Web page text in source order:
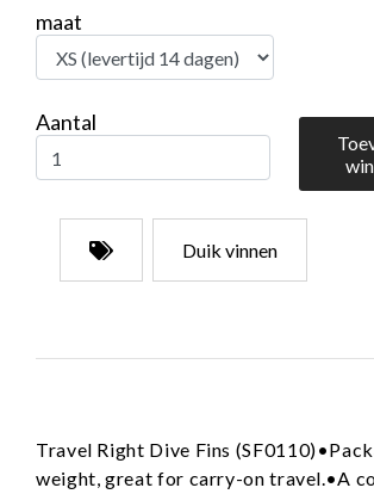
maat
Aantal
Duik vinnen
Travel Right Dive Fins
weight, great for carry-on travel.•A